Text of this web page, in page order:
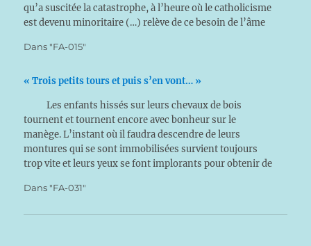
qu’a suscitée la catastrophe, à l’heure où le catholicisme
est devenu minoritaire (…) relève de ce besoin de l’âme
Dans "FA-015"
« Trois petits tours et puis s’en vont… »
Les enfants hissés sur leurs chevaux de bois
tournent et tournent encore avec bonheur sur le
manège. L’instant où il faudra descendre de leurs
montures qui se sont immobilisées survient toujours
trop vite et leurs yeux se font implorants pour obtenir de
Dans "FA-031"